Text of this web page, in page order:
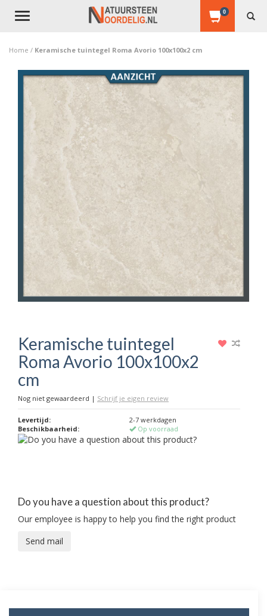
Toggle
0
Home / Keramische tuintegel Roma Avorio 100x100x2 cm
Keramische tuintegel
Roma Avorio 100x100x2
cm
Nog niet gewaardeerd | Schrijf je eigen review
Levertijd:
2-7 werkdagen
Beschikbaarheid:
Op voorraad
Do you have a question about this product?
Our employee is happy to help you find the right product
Send mail